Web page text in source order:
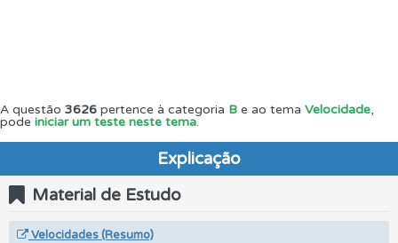
A questão 3626 pertence à categoria B e ao tema Velocidade,
pode iniciar um teste neste tema.
Explicação
Material de Estudo
Velocidades (Resumo)